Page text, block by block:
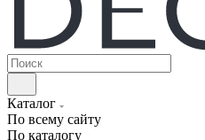
Каталог
По всему сайту
По каталогу